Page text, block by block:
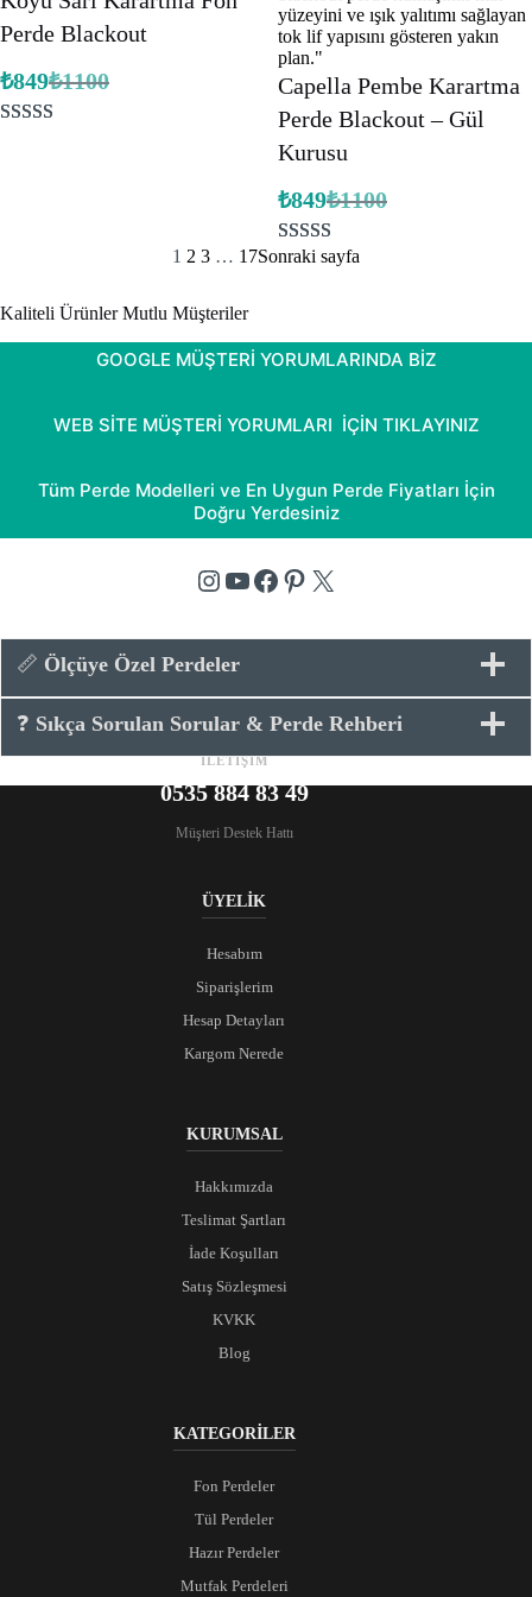
üzerinden
5.00puan
aldı
Perde Blackout
₺1100
Orijinal
₺849 Şu
Capella Pembe Karartma
Perde Blackout – Gül
Kurusu
₺1100
Orijinal
₺1100.
₺849 Şu
₺849.
3
müşteri
üzerinden
1 2 3 … 17Sonraki sayfa
Kaliteli Ürünler Mutlu Müşteriler
GOOGLE MÜŞTERİ YORUMLARINDA BİZ
WEB SİTE MÜŞTERİ YORUMLARI İÇİN TIKLAYINIZ
Tüm Perde Modelleri ve En Uygun Perde Fiyatları İçin
Doğru Yerdesiniz
Instagram
YouTube
Facebook
Pinterest
X
📏 Ölçüye Özel Perdeler
❓ Sıkça Sorulan Sorular & Perde Rehberi
İLETİŞİM
0535 884 83 49
Müşteri Destek Hattı
ÜYELİK
Hesabım
Siparişlerim
Hesap Detayları
Kargom Nerede
KURUMSAL
Hakkımızda
Teslimat Şartları
İade Koşulları
Satış Sözleşmesi
KVKK
Blog
KATEGORİLER
Fon Perdeler
Tül Perdeler
Hazır Perdeler
Mutfak Perdeleri